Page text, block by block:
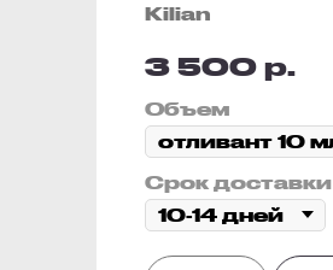
Kilian
3 500 р.
Объем
Срок доставки